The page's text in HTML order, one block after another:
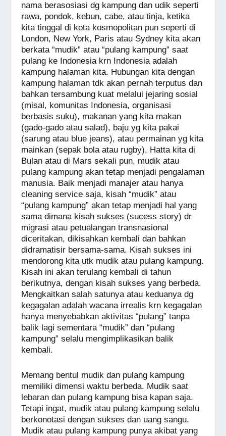
nama berasosiasi dg kampung dan udik seperti
rawa, pondok, kebun, cabe, atau tinja, ketika
kita tinggal di kota kosmopolitan pun seperti di
London, New York, Paris atau Sydney kita akan
berkata “mudik” atau “pulang kampung” saat
pulang ke Indonesia krn Indonesia adalah
kampung halaman kita. Hubungan kita dengan
kampung halaman tdk akan pernah terputus dan
bahkan tersambung kuat melalui jejaring sosial
(misal, komunitas Indonesia, organisasi
berbasis suku), makanan yang kita makan
(gado-gado atau salad), baju yg kita pakai
(sarung atau blue jeans), atau permainan yg kita
mainkan (sepak bola atau rugby). Hatta kita di
Bulan atau di Mars sekali pun, mudik atau
pulang kampung akan tetap menjadi pengalaman
manusia. Baik menjadi manajer atau hanya
cleaning service saja, kisah “mudik” atau
“pulang kampung” akan tetap menjadi hal yang
sama dimana kisah sukses (sucess story) dr
migrasi atau petualangan transnasional
diceritakan, dikisahkan kembali dan bahkan
didramatisir bersama-sama. Kisah sukses ini
mendorong kita utk mudik atau pulang kampung.
Kisah ini akan terulang kembali di tahun
berikutnya, dengan kisah sukses yang berbeda.
Mengkaitkan salah satunya atau keduanya dg
kegagalan adalah wacana irrealis krn kegagalan
hanya menyebabkan aktivitas “pulang” tanpa
balik lagi sementara “mudik” dan “pulang
kampung” selalu mengimplikasikan balik
kembali.
Memang bentul mudik dan pulang kampung
memiliki dimensi waktu berbeda. Mudik saat
lebaran dan pulang kampung bisa kapan saja.
Tetapi ingat, mudik atau pulang kampung selalu
berkonotasi dengan sukses dan uang sangu.
Mudik atau pulang kampung punya akibat yang